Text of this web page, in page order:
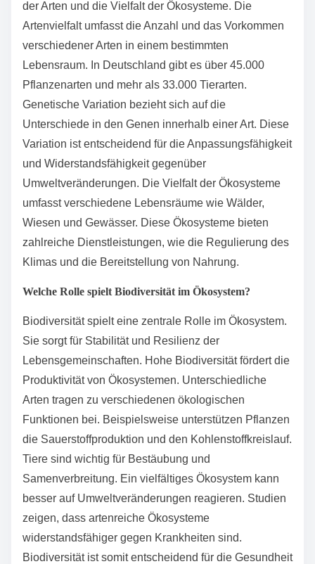
der Arten und die Vielfalt der Ökosysteme. Die
Artenvielfalt umfasst die Anzahl und das Vorkommen
verschiedener Arten in einem bestimmten
Lebensraum. In Deutschland gibt es über 45.000
Pflanzenarten und mehr als 33.000 Tierarten.
Genetische Variation bezieht sich auf die
Unterschiede in den Genen innerhalb einer Art. Diese
Variation ist entscheidend für die Anpassungsfähigkeit
und Widerstandsfähigkeit gegenüber
Umweltveränderungen. Die Vielfalt der Ökosysteme
umfasst verschiedene Lebensräume wie Wälder,
Wiesen und Gewässer. Diese Ökosysteme bieten
zahlreiche Dienstleistungen, wie die Regulierung des
Klimas und die Bereitstellung von Nahrung.
Welche Rolle spielt Biodiversität im Ökosystem?
Biodiversität spielt eine zentrale Rolle im Ökosystem.
Sie sorgt für Stabilität und Resilienz der
Lebensgemeinschaften. Hohe Biodiversität fördert die
Produktivität von Ökosystemen. Unterschiedliche
Arten tragen zu verschiedenen ökologischen
Funktionen bei. Beispielsweise unterstützen Pflanzen
die Sauerstoffproduktion und den Kohlenstoffkreislauf.
Tiere sind wichtig für Bestäubung und
Samenverbreitung. Ein vielfältiges Ökosystem kann
besser auf Umweltveränderungen reagieren. Studien
zeigen, dass artenreiche Ökosysteme
widerstandsfähiger gegen Krankheiten sind.
Biodiversität ist somit entscheidend für die Gesundheit